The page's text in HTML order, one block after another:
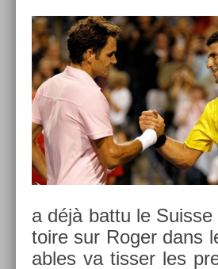
a déjà battu le
toire sur Roger dans
ables va tiss­er les